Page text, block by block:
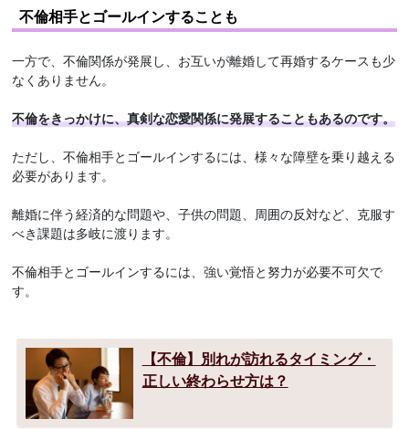
不倫相手とゴールインすることも
一方で、不倫関係が発展し、お互いが離婚して再婚するケースも少
なくありません。
不倫をきっかけに、真剣な恋愛関係に発展することもあるのです。
ただし、不倫相手とゴールインするには、様々な障壁を乗り越える
必要があります。
離婚に伴う経済的な問題や、子供の問題、周囲の反対など、克服す
べき課題は多岐に渡ります。
不倫相手とゴールインするには、強い覚悟と努力が必要不可欠で
す。
【不倫】別れが訪れるタイミング・
正しい終わらせ方は？